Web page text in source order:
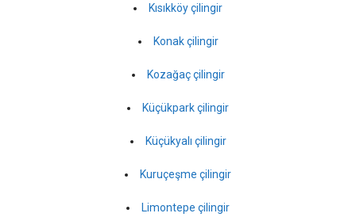
Kısıkköy çilingir
Konak çilingir
Kozağaç çilingir
Küçükpark çilingir
Küçükyalı çilingir
Kuruçeşme çilingir
Limontepe çilingir